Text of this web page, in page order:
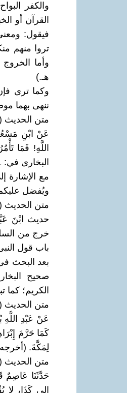
والكفر
القرآن أو
فيقول:
تروا منهم
وأما
هـ.)
وكما ترى
ننهى بهما
متن الحديث
عَنْ ابْنِ
اللَّهِ! فَمَا
البخارى في: 61-كتاب المناقب: 25-باب علامات النبوة فى الإسلام).
مع الإشارة
ويُفضل
متن الحديث
حديث ابْنَ
باب قول
بعد البحث
صحيح
الكريم؛ كما
متن الحديث
عَنْ ‏‏عَبْدِ
‏كَمَا حَرَّمَ
لِمَكَّةَ. (أخرجه البخارى فى: 34-
متن الحديث
حَدَّثَنَا ‏‏عَاصِمٌ
إلى كَذَا،